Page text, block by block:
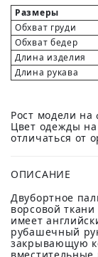
Размеры
Обхват груди
Обхват бедер
Длина изделия
Длина рукава
Рост модели
Цвет одежды
отличаться от
ОПИСАНИЕ
Двубортное
ворсовой
имеет
рубашечный
закрывающую